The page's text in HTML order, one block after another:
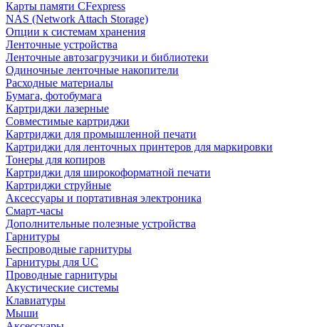
Карты памяти CFexpress
NAS (Network Attach Storage)
Опции к системам хранения
Ленточные устройства
Ленточные автозагрузчики и библиотеки
Одиночные ленточные накопители
Расходные материалы
Бумага, фотобумага
Картриджи лазерные
Совместимые картриджи
Картриджи для промышленной печати
Картриджи для ленточных принтеров для маркировки
Тонеры для копиров
Картриджи для широкоформатной печати
Картриджи струйные
Аксессуары и портативная электроника
Смарт-часы
Дополнительные полезные устройства
Гарнитуры
Беспроводные гарнитуры
Гарнитуры для UC
Проводные гарнитуры
Акустические системы
Клавиатуры
Мыши